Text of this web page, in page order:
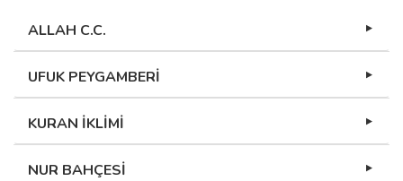
ALLAH C.C.
UFUK PEYGAMBERİ
KURAN İKLİMİ
NUR BAHÇESİ